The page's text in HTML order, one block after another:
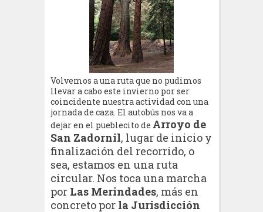
Volvemos a una ruta que no pudimos
llevar a cabo este invierno por ser
coincidente nuestra actividad con una
jornada de caza. El autobús nos va a
dejar en el pueblecito de Arroyo de
San Zadornil, lugar de inicio y
finalización del recorrido, o
sea, estamos en una ruta
circular. Nos toca una marcha
por Las Merindades, más en
concreto por la Jurisdicción